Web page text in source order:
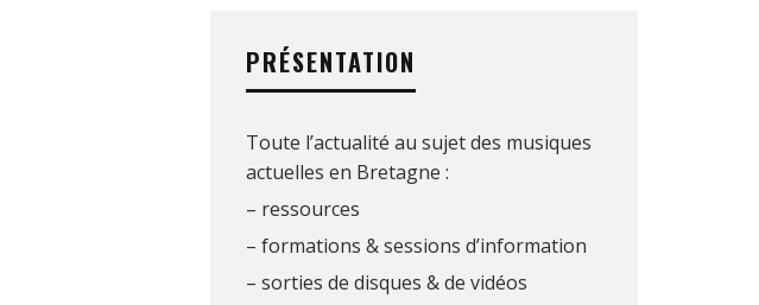
PRÉSENTATION
Toute l’actualité au sujet des musiques
actuelles en Bretagne :
– ressources
– formations & sessions d’information
– sorties de disques & de vidéos